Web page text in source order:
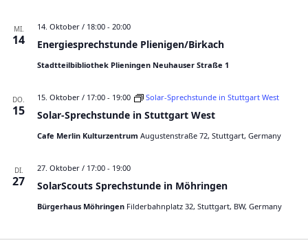
MI.
14 Energiesprechstunde Plienigen/Birkach
14. Oktober / 18:00 - 20:00
Stadtteilbibliothek Plieningen Neuhauser Straße 1
DO.
15 Solar-Sprechstunde in Stuttgart West
15. Oktober / 17:00 - 19:00 Solar-Sprechstunde in Stuttgart West
Cafe Merlin Kulturzentrum Augustenstraße 72, Stuttgart, Germany
DI.
27 SolarScouts Sprechstunde in Möhringen
27. Oktober / 17:00 - 19:00
Bürgerhaus Möhringen Filderbahnplatz 32, Stuttgart, BW, Germany